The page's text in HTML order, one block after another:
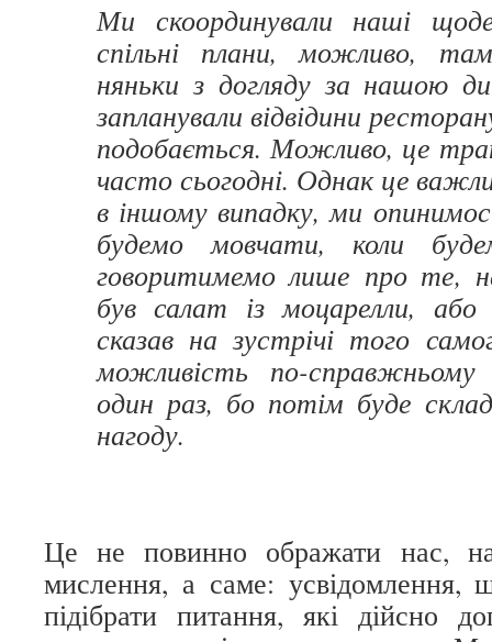
Ми скоординували наші
спільні плани, можливо,
няньки з догляду за нашою
запланували відвідини
подобається. Можливо, це
часто сьогодні. Однак це
в іншому випадку, ми
будемо мовчати, коли
говоритимемо лише про те,
був салат із моцарелли,
сказав на зустрічі того
можливість по-справжньому
один раз, бо потім буде
нагоду.
Це не повинно ображати нас,
мислення, а саме: усвідомлення,
підібрати питання, які дійсно